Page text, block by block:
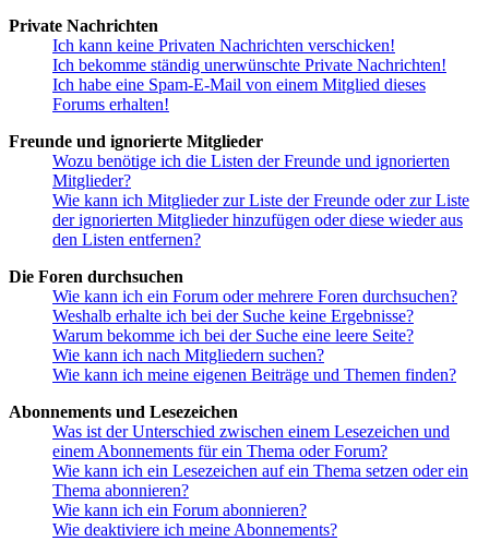
Private Nachrichten
Ich kann keine Privaten Nachrichten verschicken!
Ich bekomme ständig unerwünschte Private Nachrichten!
Ich habe eine Spam-E-Mail von einem Mitglied dieses
Forums erhalten!
Freunde und ignorierte Mitglieder
Wozu benötige ich die Listen der Freunde und ignorierten
Mitglieder?
Wie kann ich Mitglieder zur Liste der Freunde oder zur Liste
der ignorierten Mitglieder hinzufügen oder diese wieder aus
den Listen entfernen?
Die Foren durchsuchen
Wie kann ich ein Forum oder mehrere Foren durchsuchen?
Weshalb erhalte ich bei der Suche keine Ergebnisse?
Warum bekomme ich bei der Suche eine leere Seite?
Wie kann ich nach Mitgliedern suchen?
Wie kann ich meine eigenen Beiträge und Themen finden?
Abonnements und Lesezeichen
Was ist der Unterschied zwischen einem Lesezeichen und
einem Abonnements für ein Thema oder Forum?
Wie kann ich ein Lesezeichen auf ein Thema setzen oder ein
Thema abonnieren?
Wie kann ich ein Forum abonnieren?
Wie deaktiviere ich meine Abonnements?